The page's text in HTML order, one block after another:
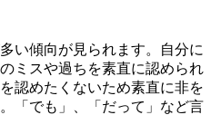
い傾向が見られます。自分に
ミスや過ちを素直に認められ
認めたくないため素直に非を
「でも」、「だって」など言